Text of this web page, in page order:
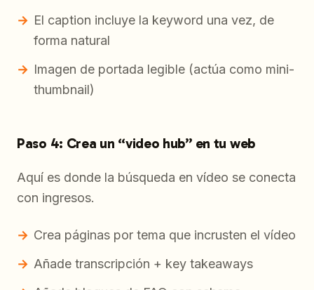
El caption incluye la keyword una vez, de
forma natural
Imagen de portada legible (actúa como mini-
thumbnail)
Paso 4: Crea un “video hub” en tu web
Aquí es donde la búsqueda en vídeo se conecta
con ingresos.
Crea páginas por tema que incrusten el vídeo
Añade transcripción + key takeaways